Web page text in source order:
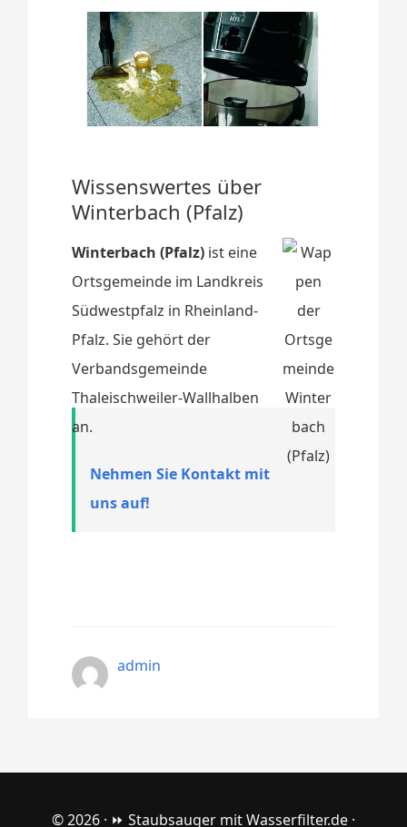
Wissenswertes über
Winterbach (Pfalz)
Winterbach (Pfalz) ist eine
Ortsgemeinde im Landkreis
Südwestpfalz in Rheinland-
Pfalz. Sie gehört der
Verbandsgemeinde
Thaleischweiler-Wallhalben
an.
Nehmen Sie Kontakt mit
uns auf!
admin
© 2026 · ⏩ Staubsauger mit Wasserfilter.de ·